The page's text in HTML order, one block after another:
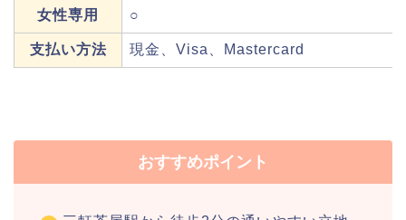
女性専用 ○
支払い方法 現金、Visa、Mastercard
おすすめポイント